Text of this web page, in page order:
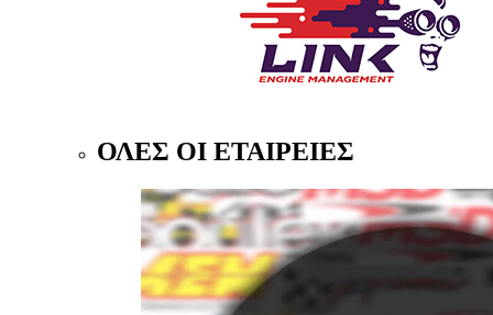
ΟΛΕΣ ΟΙ ΕΤΑΙΡΕΙΕΣ